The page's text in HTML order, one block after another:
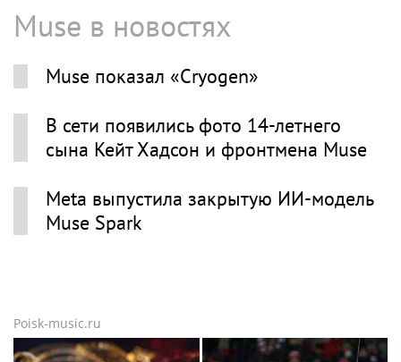
Muse в новостях
Muse показал «Cryogen»
В сети появились фото 14-летнего
сына Кейт Хадсон и фронтмена Muse
Meta выпустила закрытую ИИ-модель
Muse Spark
Poisk-music.ru